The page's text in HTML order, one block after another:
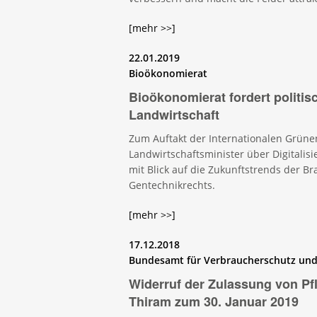
[mehr >>]
22.01.2019
Bioökonomierat
Bioökonomierat fordert
Landwirtschaft
Zum Auftakt der Internationalen
Landwirtschaftsminister über
mit Blick auf die Zukunftstrends der
Gentechnikrechts.
[mehr >>]
17.12.2018
Bundesamt für Verbraucherschutz
Widerruf der Zulassung von
Thiram zum 30. Januar 2019